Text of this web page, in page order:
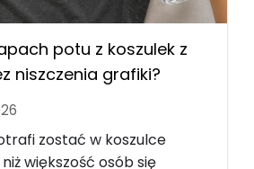
potu z koszulek z
niszczenia grafiki?
zostać w koszulce
niż większość osób się